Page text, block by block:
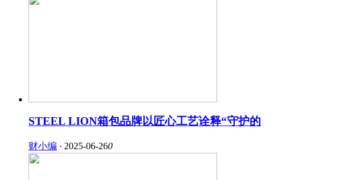
STEEL LION箱包品牌以匠心工艺诠释“守护的
财小编 · 2025-06-260